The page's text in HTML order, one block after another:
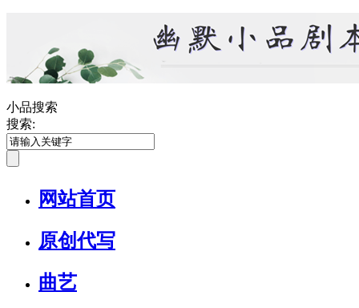
小品搜索
搜索:
网站首页
原创代写
曲艺